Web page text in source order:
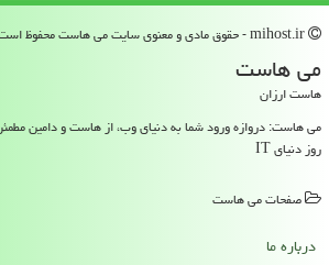
می هاست
هاست ارزان
می هاست: دروازه ورود شما به دنیای وب، از هاست و دامین
روز دنیای IT
صفحات می هاست
درباره ما